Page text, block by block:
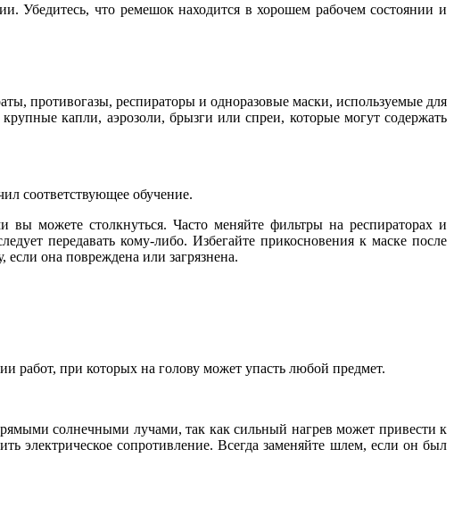
Убедитесь, что ремешок находится в хорошем рабочем состоянии и
противогазы, респираторы и одноразовые маски, используемые для
капли, аэрозоли, брызги или спреи, которые могут содержать
соответствующее обучение.
можете столкнуться. Часто меняйте фильтры на респираторах и
передавать кому-либо. Избегайте прикосновения к маске после
если она повреждена или загрязнена.
при которых на голову может упасть любой предмет.
солнечными лучами, так как сильный нагрев может привести к
электрическое сопротивление. Всегда заменяйте шлем, если он был